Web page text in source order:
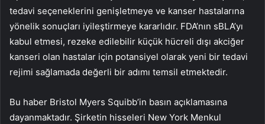
tedavi seçeneklerini genişletmeye ve kanser hastalarına
yönelik sonuçları iyileştirmeye kararlıdır. FDA’nın sBLA’yı
kabul etmesi, rezeke edilebilir küçük hücreli dışı akciğer
kanseri olan hastalar için potansiyel olarak yeni bir tedavi
rejimi sağlamada değerli bir adımı temsil etmektedir.
Bu haber Bristol Myers Squibb’in basın açıklamasına
dayanmaktadır. Şirketin hisseleri New York Menkul